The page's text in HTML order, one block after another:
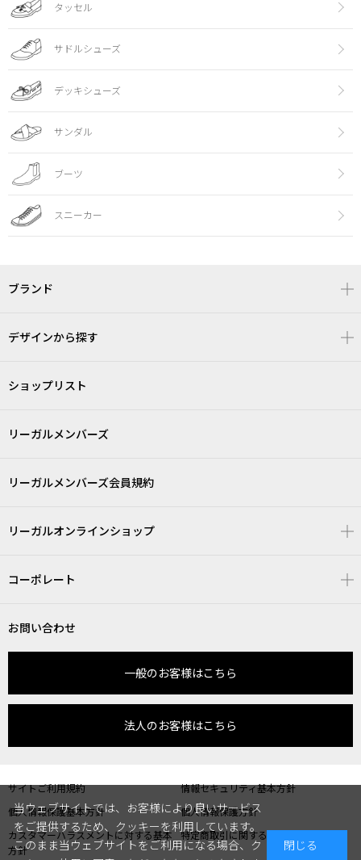
タッセル
サドルシューズ
デッキシューズ
サンダル
ブーツ
スニーカー
ブランド
デザインから探す
ショップリスト
リーガルメンバーズ
リーガルメンバーズ会員規約
リーガルオンラインショップ
コーポレート
お問い合わせ
一般のお客様はこちら
法人のお客様はこちら
サイトご利用規約
情報セキュリティ基本方針
個人情報保護基本方針
個人情報保護方針
カスタマーハラスメントに対する基本
方針
特定商取引に関する表記
当ウェブサイトでは、お客様により良いサービス
をご提供するため、クッキーを利用しています。
このまま当ウェブサイトをご利用になる場合、ク
閉じる